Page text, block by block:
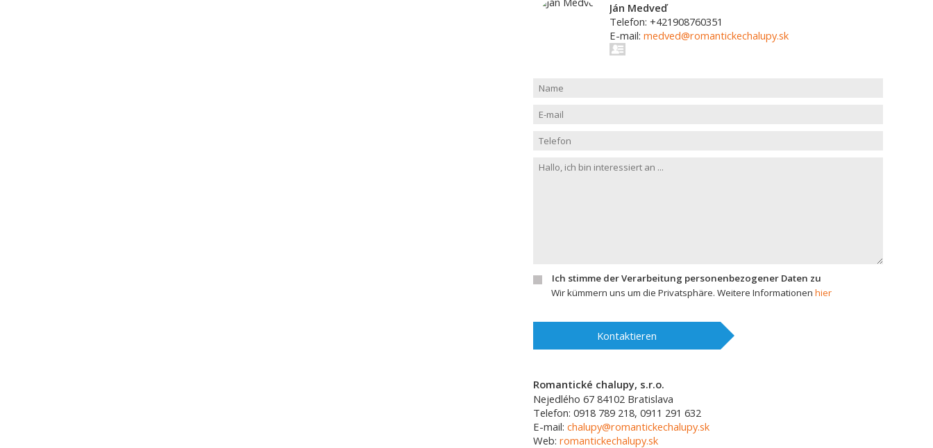
Ján Medveď
Telefon: +421908760351
E-mail: medved@romantickechalupy.sk
Ich stimme der Verarbeitung personenbezogener Daten zu
Wir kümmern uns um die Privatsphäre. Weitere Informationen hier
Kontaktieren
Romantické chalupy, s.r.o.
Nejedlého 67 84102 Bratislava
Telefon: 0918 789 218, 0911 291 632
E-mail: chalupy@romantickechalupy.sk
Web: romantickechalupy.sk